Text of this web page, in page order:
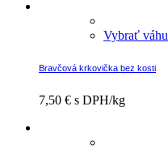
Vybrať váhu
Bravčová krkovička bez kosti
7,50 € s DPH/kg